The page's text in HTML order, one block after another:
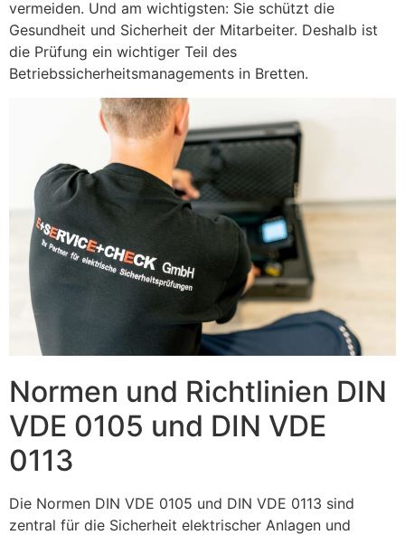
vermeiden. Und am wichtigsten: Sie schützt die
Gesundheit und Sicherheit der Mitarbeiter. Deshalb ist
die Prüfung ein wichtiger Teil des
Betriebssicherheitsmanagements in Bretten.
Normen und Richtlinien DIN
VDE 0105 und DIN VDE
0113
Die Normen DIN VDE 0105 und DIN VDE 0113 sind
zentral für die Sicherheit elektrischer Anlagen und